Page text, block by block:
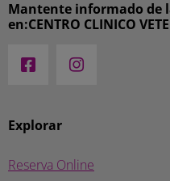
Explorar
Reserva Online
Mantente informado de
en:CENTRO CLINICO